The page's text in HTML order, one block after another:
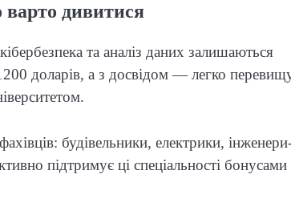
дивитися
та аналіз даних залишаються
доларів, а з досвідом — легко
будівельники, електрики,
підтримує ці спеціальності